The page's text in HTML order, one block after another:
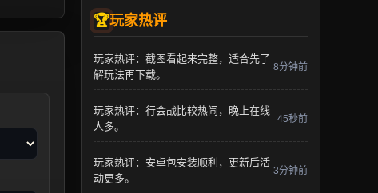
玩家热评
玩家热评：截图看起来完整，适合先了
解玩法再下载。
8分钟前
玩家热评：行会战比较热闹，晚上在线
人多。
45秒前
玩家热评：安卓包安装顺利，更新后活
动更多。
3分钟前